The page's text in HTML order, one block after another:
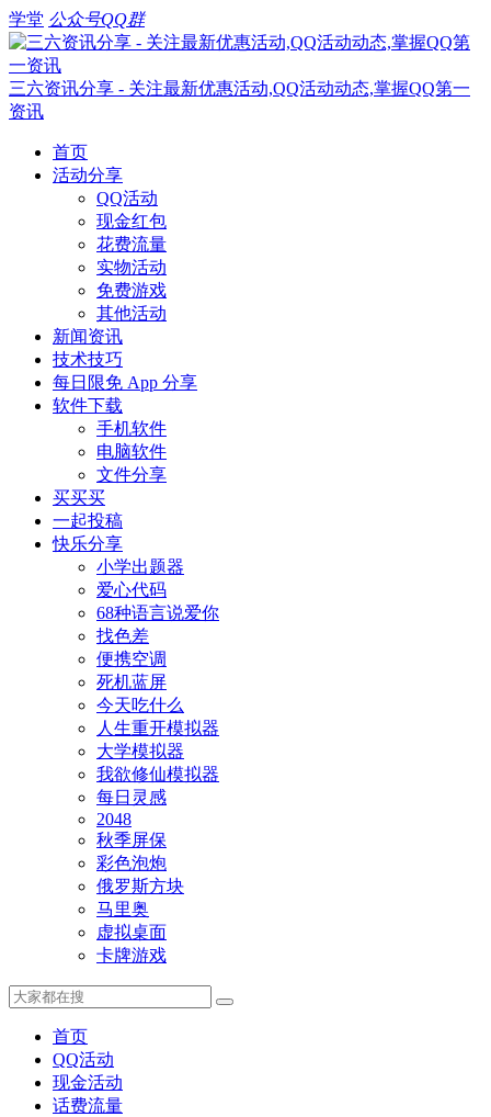
学堂 公众号QQ群
三六资讯分享 - 关注最新优惠活动,QQ活动动态,掌握QQ第一
资讯
首页
活动分享
QQ活动
现金红包
花费流量
实物活动
免费游戏
其他活动
新闻资讯
技术技巧
每日限免 App 分享
软件下载
手机软件
电脑软件
文件分享
买买买
一起投稿
快乐分享
小学出题器
爱心代码
68种语言说爱你
找色差
便携空调
死机蓝屏
今天吃什么
人生重开模拟器
大学模拟器
我欲修仙模拟器
每日灵感
2048
秋季屏保
彩色泡炮
俄罗斯方块
马里奥
虚拟桌面
卡牌游戏
首页
QQ活动
现金活动
话费流量